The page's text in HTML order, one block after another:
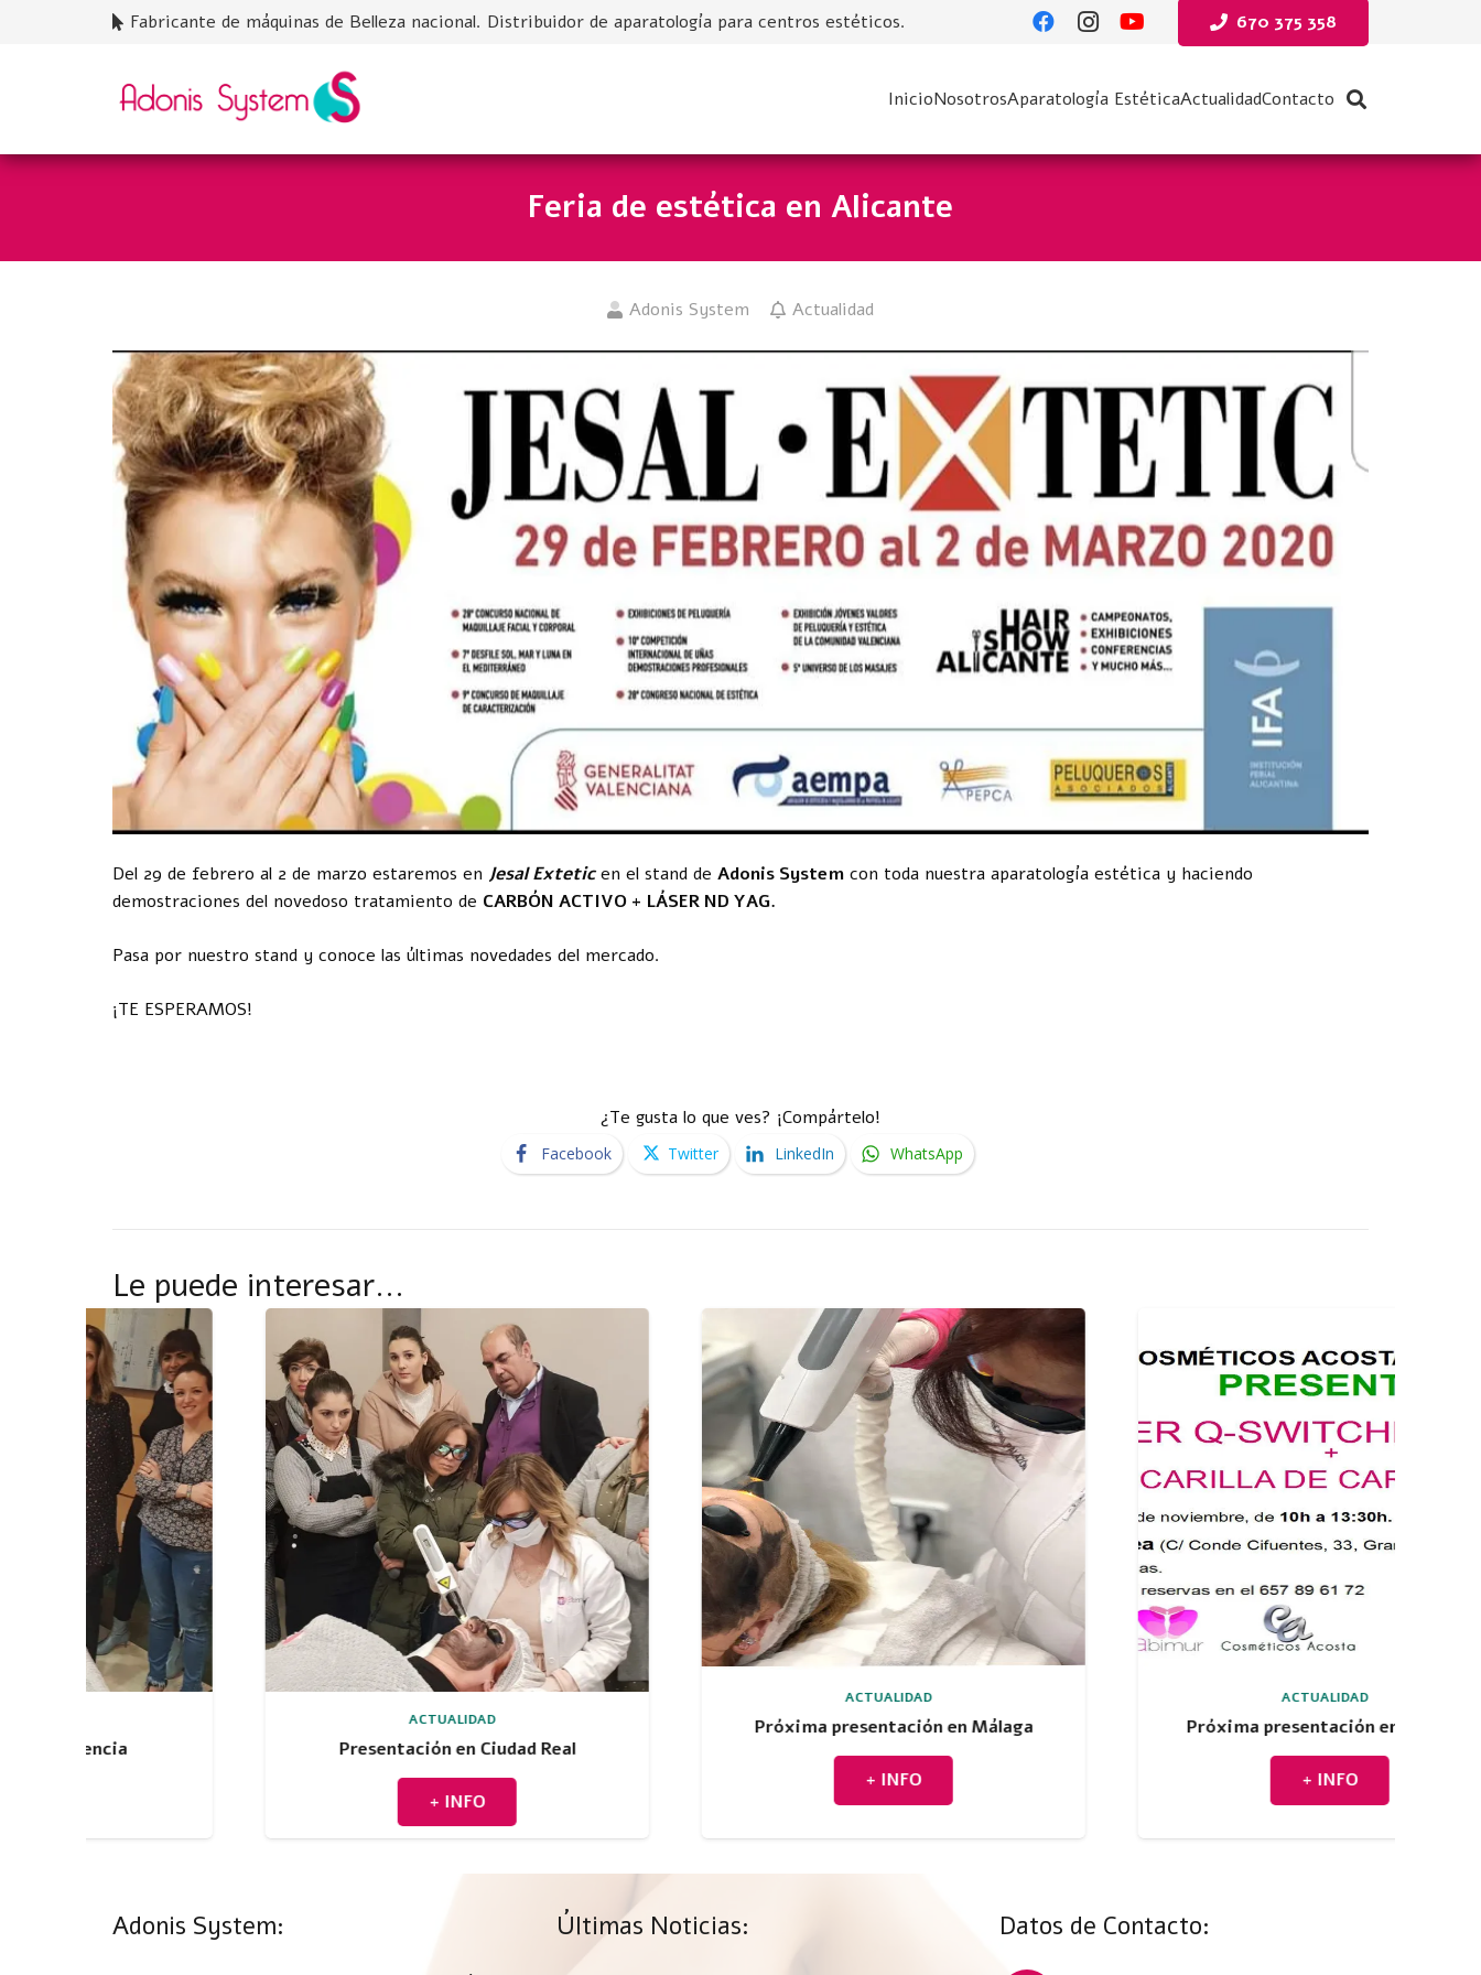
Fabricante de máquinas de Belleza nacional. Distribuidor de aparatología para centros estéticos. 670 375 358
InicioNosotrosAparatología EstéticaActualidadContacto
Feria de estética en Alicante
Adonis System Actualidad
Del 29 de febrero al 2 de marzo estaremos en Jesal Exteticen el stand de Adonis System con toda nuestra aparatología estética y haciendo
demostraciones del novedoso tratamiento de CARBÓN ACTIVO + LÁSER ND YAG.
Pasa por nuestro stand y conoce las últimas novedades del mercado.
¡TE ESPERAMOS!
¿Te gusta lo que ves? ¡Compártelo!
Facebook Twitter LinkedIn WhatsApp
Le puede interesar…
Presentación en Ciudad Real
Próxima presentación en Málaga Próxima presentación en Granada
Adonis System: Últimas Noticias: Datos de Contacto: